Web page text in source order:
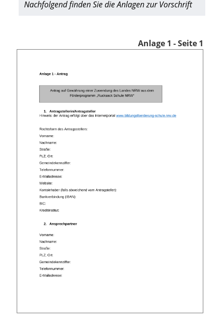
Nachfolgend finden Sie die Anlagen zur Vorschrift
Anlage 1 - Seite 1